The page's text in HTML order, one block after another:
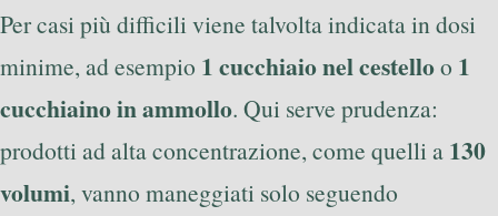
Per casi più difficili viene talvolta indicata in dosi
minime, ad esempio 1 cucchiaio nel cestelloo 1
cucchiaino in ammollo. Qui serve prudenza:
prodotti ad alta concentrazione, come quelli a 130
volumi, vanno maneggiati solo seguendo